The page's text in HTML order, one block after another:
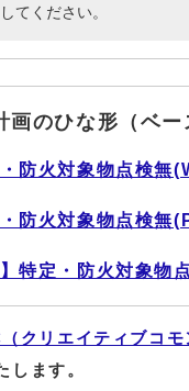
てください。
画のひな形（ベ
・防火対象物点検
・防火対象物点検
】特定・防火対象
クリエイティブコモ
します。